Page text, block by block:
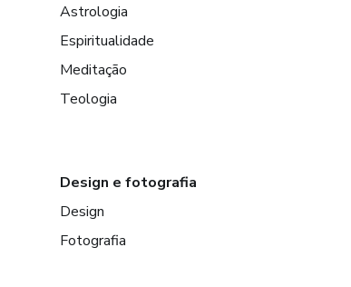
Astrologia
Espiritualidade
Meditação
Teologia
Design e fotografia
Design
Fotografia